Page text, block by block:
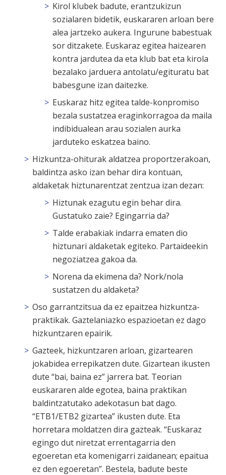
Kirol klubek badute, erantzukizun
sozialaren bidetik, euskararen arloan bere
alea jartzeko aukera. Ingurune babestuak
sor ditzakete. Euskaraz egitea haizearen
kontra jardutea da eta klub bat eta kirola
bezalako jarduera antolatu/egituratu bat
babesgune izan daitezke.
Euskaraz hitz egitea talde-konpromiso
bezala sustatzea eraginkorragoa da maila
indibidualean arau sozialen aurka
jarduteko eskatzea baino.
Hizkuntza-ohiturak aldatzea proportzerakoan,
baldintza asko izan behar dira kontuan,
aldaketak hiztunarentzat zentzua izan dezan:
Hiztunak ezagutu egin behar dira.
Gustatuko zaie? Egingarria da?
Talde erabakiak indarra ematen dio
hiztunari aldaketak egiteko. Partaideekin
negoziatzea gakoa da.
Norena da ekimena da? Nork/nola
sustatzen du aldaketa?
Oso garrantzitsua da ez epaitzea hizkuntza-
praktikak. Gaztelaniazko espazioetan ez dago
hizkuntzaren epairik.
Gazteek, hizkuntzaren arloan, gizartearen
jokabidea errepikatzen dute. Gizartean ikusten
dute “bai, baina ez” jarrera bat. Teorian
euskararen alde egotea, baina praktikan
baldintzatutako adekotasun bat dago.
“ETB1/ETB2 gizartea” ikusten dute. Eta
horretara moldatzen dira gazteak. “Euskaraz
egingo dut niretzat errentagarria den
egoeretan eta komenigarri zaidanean; epaitua
ez den egoeretan”. Bestela, badute beste